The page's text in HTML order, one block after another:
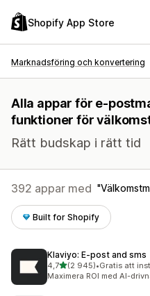
Shopify App Store
Marknadsföring och konvertering
Alla appar för e-
funktioner för
Rätt budskap i rätt tid
392 appar med
Built for Shopify
Klaviyo: E‑post and sms
4,7av 5 stjärnor
(2 945)
2945 recensioner totalt
•Gratis att
Maximera ROI med AI-